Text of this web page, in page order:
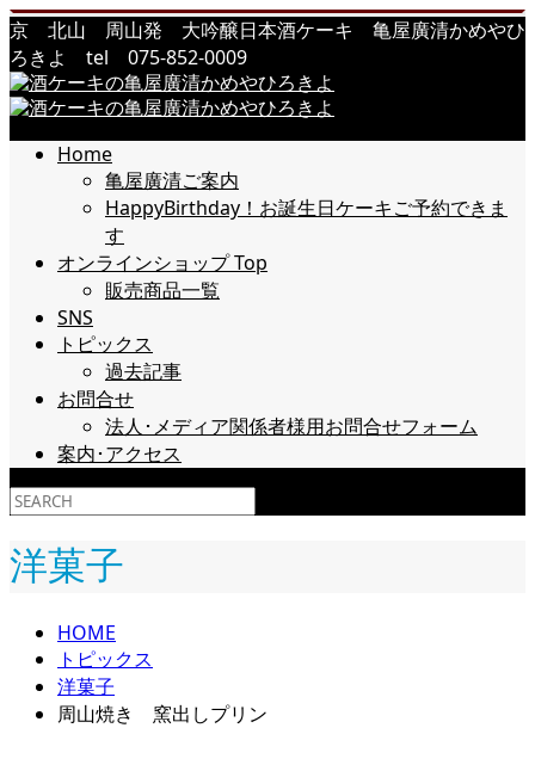
京 北山 周山発 大吟醸日本酒ケーキ 亀屋廣清かめやひ
ろきよ tel 075-852-0009
Home
亀屋廣清ご案内
HappyBirthday！お誕生日ケーキご予約できま
す
オンラインショップ Top
販売商品一覧
SNS
トピックス
過去記事
お問合せ
法人･メディア関係者様用お問合せフォーム
案内･アクセス
洋菓子
HOME
トピックス
洋菓子
周山焼き 窯出しプリン